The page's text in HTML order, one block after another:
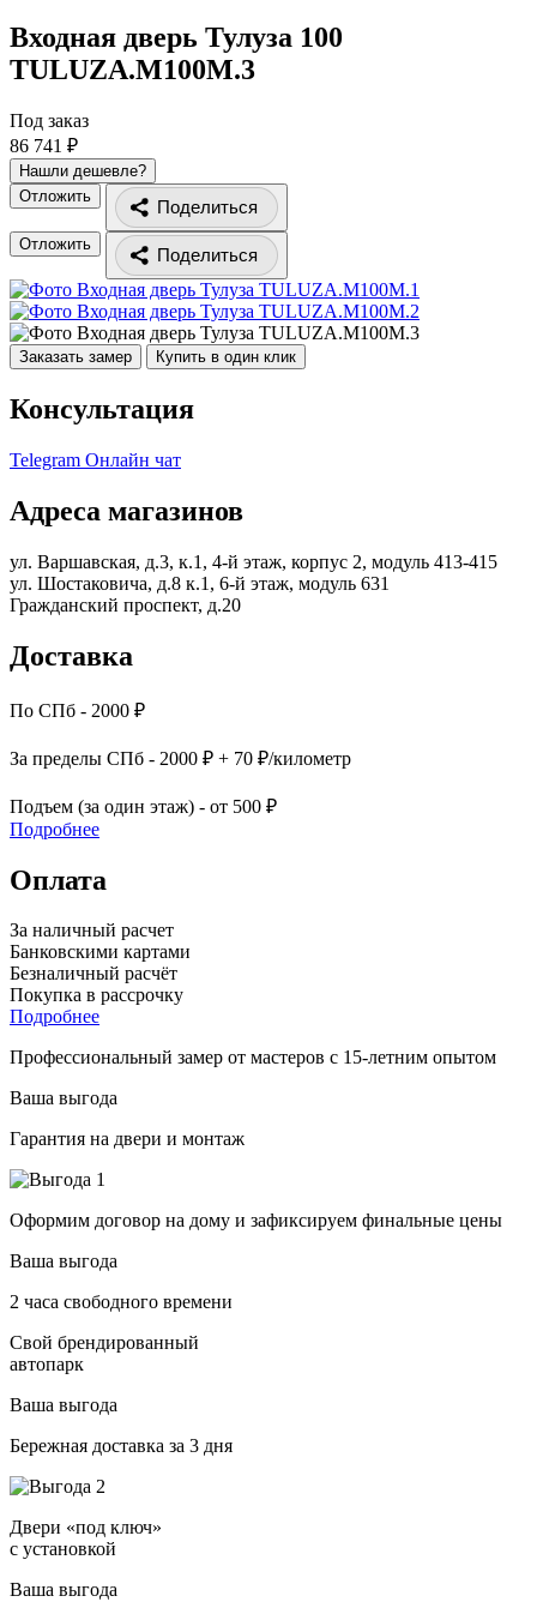
Входная дверь Тулуза 100
TULUZA.M100M.3
Под заказ
86 741 ₽
Нашли дешевле?
Отложить
Поделиться
Отложить
Поделиться
Заказать замер Купить в один клик
Консультация
Telegram Онлайн чат
Адреса магазинов
ул. Варшавская, д.3, к.1, 4-й этаж, корпус 2, модуль 413-415
ул. Шостаковича, д.8 к.1, 6-й этаж, модуль 631
Гражданский проспект, д.20
Доставка
По СПб - 2000 ₽
За пределы СПб - 2000 ₽ + 70 ₽/километр
Подъем (за один этаж) - от 500 ₽
Подробнее
Оплата
За наличный расчет
Банковскими картами
Безналичный расчёт
Покупка в рассрочку
Подробнее
Профессиональный замер от мастеров с 15-летним опытом
Ваша выгода
Гарантия на двери и монтаж
Оформим договор на дому и зафиксируем финальные цены
Ваша выгода
2 часа свободного времени
Свой брендированный
автопарк
Ваша выгода
Бережная доставка за 3 дня
Двери «под ключ»
с установкой
Ваша выгода